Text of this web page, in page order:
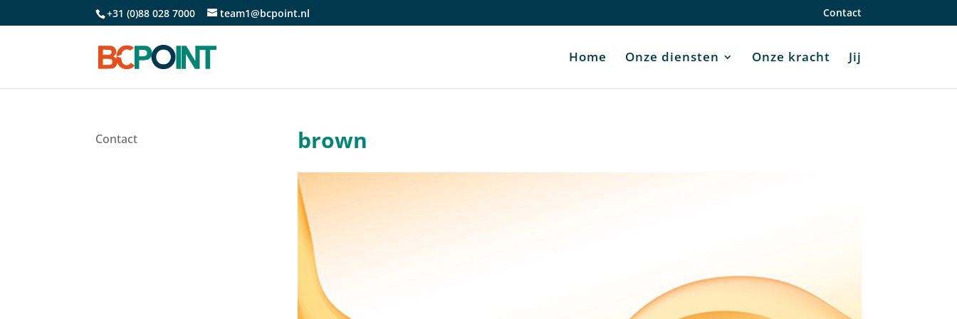
+31 (0)88 028 7000 team1@bcpoint.nl Contact
Home Onze diensten Onze kracht Jij
brown
Contact